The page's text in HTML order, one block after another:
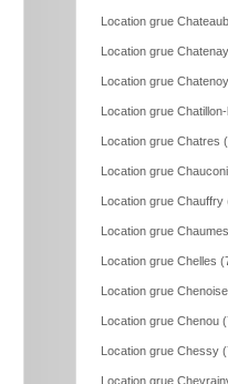
Location grue
Location grue
Location grue
Location grue
Location grue Chatres
Location grue
Location grue Chauffry
Location grue
Location grue Chelles
Location grue
Location grue Chenou
Location grue Chessy
Location grue